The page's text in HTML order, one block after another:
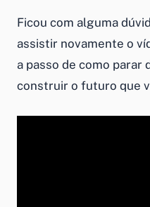
Ficou com alguma
assistir novamente o
a passo de como parar
construir o futuro que